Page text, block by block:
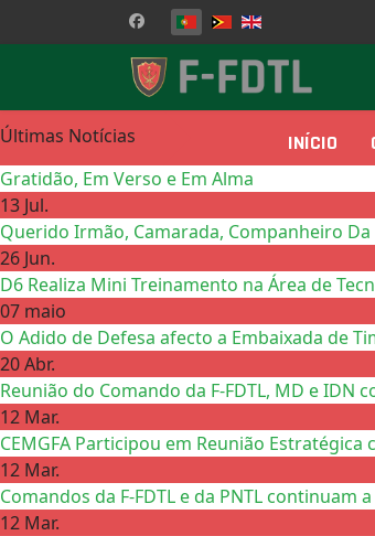
Escolha o seu idioma
INÍCIO
Últimas Notícias
Gratidão, Em Verso e Em Alma
13 Jul.
Querido Irmão, Camarada, Companheiro
26 Jun.
D6 Realiza Mini Treinamento na Área de
07 maio
O Adido de Defesa afecto a Embaixada de
20 Abr.
Reunião do Comando da F-FDTL, MD e IDN
12 Mar.
CEMGFA Participou em Reunião Estratégica
12 Mar.
Comandos da F-FDTL e da PNTL
12 Mar.